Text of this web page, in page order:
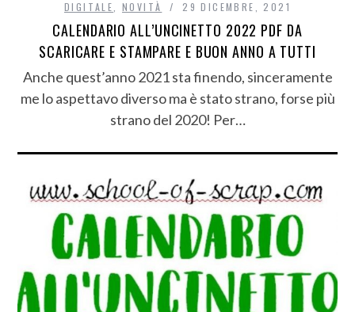
DIGITALE NOVITÀ 29 DICEMBRE, 2021
CALENDARIO ALL’UNCINETTO 2022 PDF DA
SCARICARE E STAMPARE E BUON ANNO A TUTTI
Anche quest’anno 2021 sta finendo, sinceramente
me lo aspettavo diverso ma è stato strano, forse più
strano del 2020! Per…